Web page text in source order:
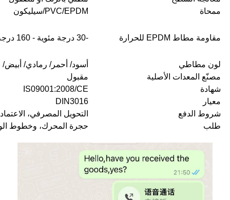
ممحاة
PVC/EPDM/سيليكون
مقاومة مطاط EPDM للحرارة -30 درجة مئوية - 160 درجة مئوية
لون مطاطي
أسود/ أحمر/ رمادي/ أبيض/
مصنّع المعدات الأصلية
مقبول
شهادة
IS09001:2008/CE
معيار
DIN3016
شروط الدفع
التحويل المصرفي،
طلب
حجرة المحرك، وخطوط